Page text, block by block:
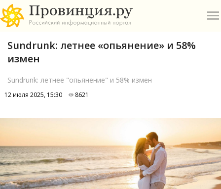
Б
В
П
Sundrunk: летнее «опьянение» и 58%
измен
Sundrunk: летнее "опьянение" и 58% измен
12 июля 2025, 15:30 8621